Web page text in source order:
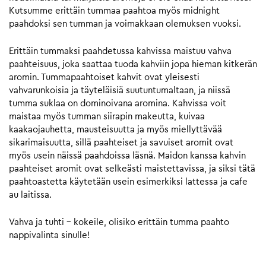
Kutsumme erittäin tummaa paahtoa myös midnight
paahdoksi sen tumman ja voimakkaan olemuksen vuoksi.
Erittäin tummaksi paahdetussa kahvissa maistuu vahva
paahteisuus, joka saattaa tuoda kahviin jopa hieman kitkerän
aromin. Tummapaahtoiset kahvit ovat yleisesti
vahvarunkoisia ja täyteläisiä suutuntumaltaan, ja niissä
tumma suklaa on dominoivana aromina. Kahvissa voit
maistaa myös tumman siirapin makeutta, kuivaa
kaakaojauhetta, mausteisuutta ja myös miellyttävää
sikarimaisuutta, sillä paahteiset ja savuiset aromit ovat
myös usein näissä paahdoissa läsnä. Maidon kanssa kahvin
paahteiset aromit ovat selkeästi maistettavissa, ja siksi tätä
paahtoastetta käytetään usein esimerkiksi lattessa ja cafe
au laitissa.
Vahva ja tuhti – kokeile, olisiko erittäin tumma paahto
nappivalinta sinulle!